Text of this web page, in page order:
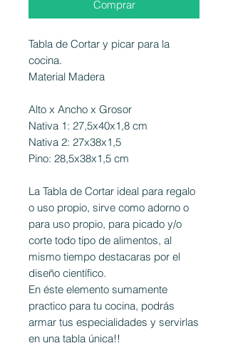
Comprar
Tabla de Cortar y picar para la
cocina.
Material Madera
Alto x Ancho x Grosor
Nativa 1: 27,5x40x1,8 cm
Nativa 2: 27x38x1,5
Pino: 28,5x38x1,5 cm
La Tabla de Cortar ideal para regalo
o uso propio, sirve como adorno o
para uso propio, para picado y/o
corte todo tipo de alimentos, al
mismo tiempo destacaras por el
diseño científico.
En éste elemento sumamente
practico para tu cocina, podrás
armar tus especialidades y servirlas
en una tabla única!!